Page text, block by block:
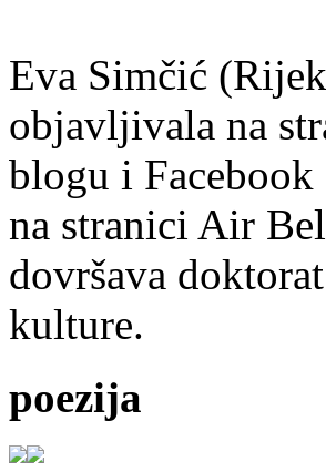
Eva Simčić
objavljivala na
blogu i
na stranici Air
dovršava
kulture.
poezija